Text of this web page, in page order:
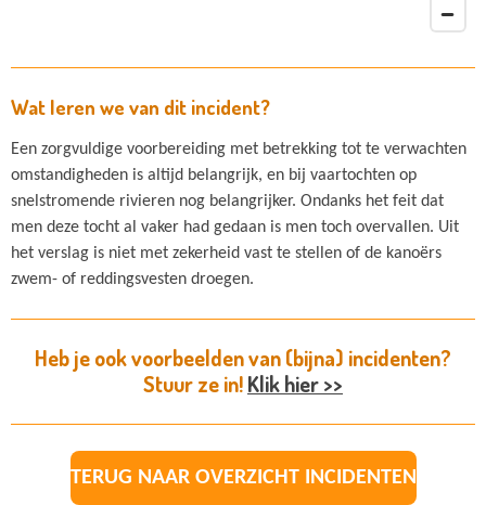
Wat leren we van dit incident?
Een zorgvuldige voorbereiding met betrekking tot te verwachten
omstandigheden is altijd belangrijk, en bij vaartochten op
snelstromende rivieren nog belangrijker. Ondanks het feit dat
men deze tocht al vaker had gedaan is men toch overvallen. Uit
het verslag is niet met zekerheid vast te stellen of de kanoërs
zwem- of reddingsvesten droegen.
Heb je ook voorbeelden van (bijna) incidenten?
Stuur ze in! Klik hier >>
TERUG NAAR OVERZICHT INCIDENTEN